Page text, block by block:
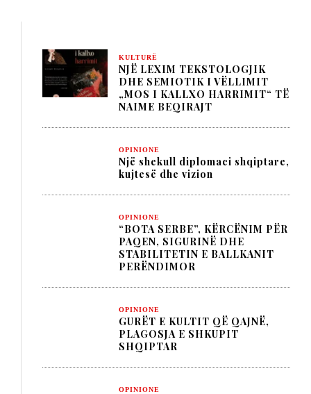
KULTURË
NJË LEXIM TEKSTOLOGJIK
DHE SEMIOTIK I VËLLIMIT
„MOS I KALLXO HARRIMIT“ TË
NAIME BEQIRAJT
OPINIONE
Një shekull diplomaci shqiptare,
kujtesë dhe vizion
OPINIONE
“BOTA SERBE”, KËRCËNIM PËR
PAQEN, SIGURINË DHE
STABILITETIN E BALLKANIT
PERËNDIMOR
OPINIONE
GURËT E KULTIT QË QAJNË,
PLAGOSJA E SHKUPIT
SHQIPTAR
OPINIONE